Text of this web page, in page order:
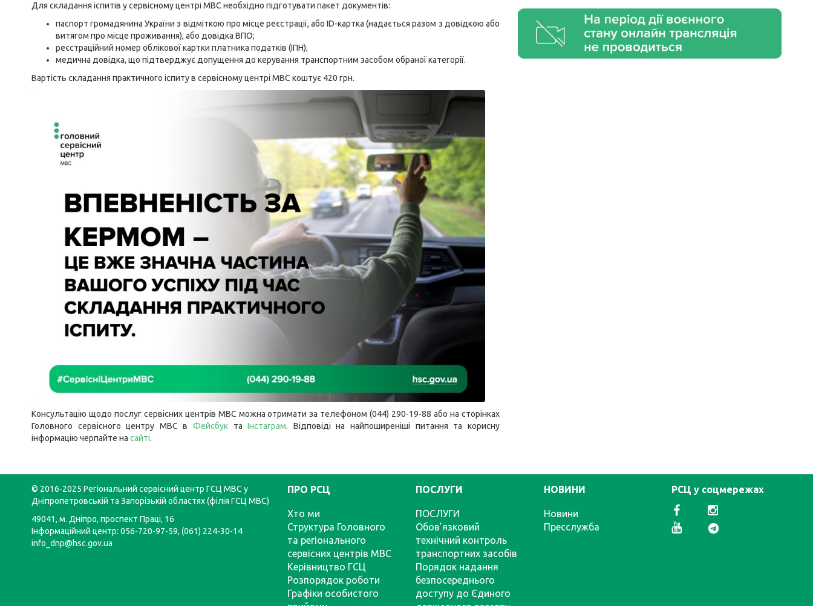
Для складання іспитів у сервісному центрі МВС необхідно підготувати пакет документів:
паспорт громадянина України з відміткою про місце реєстрації, або ID-картка (надається разом з довідкою або
витягом про місце проживання), або довідка ВПО;
реєстраційний номер облікової картки платника податків (ІПН);
медична довідка, що підтверджує допущення до керування транспортним засобом обраної категорії.
Вартість складання практичного іспиту в сервісному центрі МВС коштує 420 грн.
Консультацію щодо послуг сервісних центрів МВС можна отримати за телефоном (044) 290-19-88 або на сторінках
Головного сервісного центру МВС вФейсбук таІнстаграм. Відповіді на найпоширеніші питання та корисну
інформацію черпайте на сайті.
© 2016-2025 Регіональний сервісний центр ГСЦ МВС у
Дніпропетровській та Запорізькій областях (філія ГСЦ МВС)
49041, м. Дніпро, проспект Праці, 16
Інформаційний центр: 056-720-97-59, (061) 224-30-14
info_dnp@hsc.gov.ua
ПРО РСЦ
Хто ми
Структура Головного
та регіонального
сервісних центрів МВС
Керівництво ГСЦ
Розпорядок роботи
Графіки особистого
ПОСЛУГИ
ПОСЛУГИ
Обов’язковий
технічний контроль
транспортних засобів
Порядок надання
безпосереднього
доступу до Єдиного
НОВИНИ
Новини
Пресслужба
РСЦ у соцмережах